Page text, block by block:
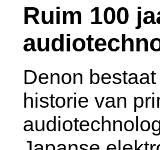
Ruim 100
Denon
historie van